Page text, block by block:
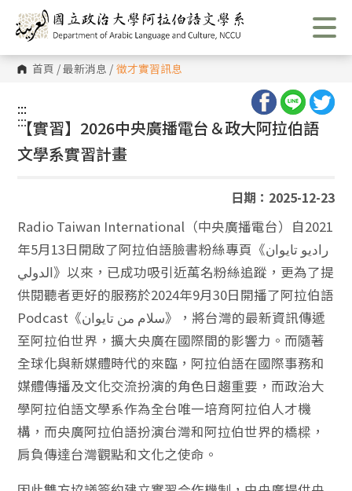
跳
到
主
內
容 首頁 /最新消息 / 徵才實習訊息
:::
:::
【實習】2026中央廣播電台＆政大阿拉伯語
文學系實習計畫
日期：2025-12-23
Radio Taiwan International（中央廣播電台）自2021
年5月13日開啟了阿拉伯語臉書粉絲專頁《راديو تايوان
الدولي》以來，已成功吸引近萬名粉絲追蹤，更為了提
供閱聽者更好的服務於2024年9月30日開播了阿拉伯語
Podcast《سلام من تايوان》，將台灣的最新資訊傳遞
至阿拉伯世界，擴大央廣在國際間的影響力。而隨著
全球化與新媒體時代的來臨，阿拉伯語在國際事務和
媒體傳播及文化交流扮演的角色日趨重要，而政治大
學阿拉伯語文學系作為全台唯一培育阿拉伯人才機
構，而央廣阿拉伯語扮演台灣和阿拉伯世界的橋樑，
肩負傳達台灣觀點和文化之使命。